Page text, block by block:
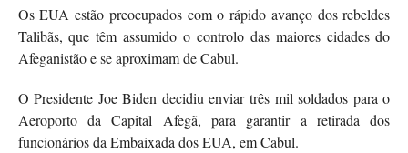
Os EUA estão preocupados com o rápido avanço dos rebeldes
Talibãs, que têm assumido o controlo das maiores cidades do
Afeganistão e se aproximam de Cabul.
O Presidente Joe Biden decidiu enviar três mil soldados para o
Aeroporto da Capital Afegã, para garantir a retirada dos
funcionários da Embaixada dos EUA, em Cabul.